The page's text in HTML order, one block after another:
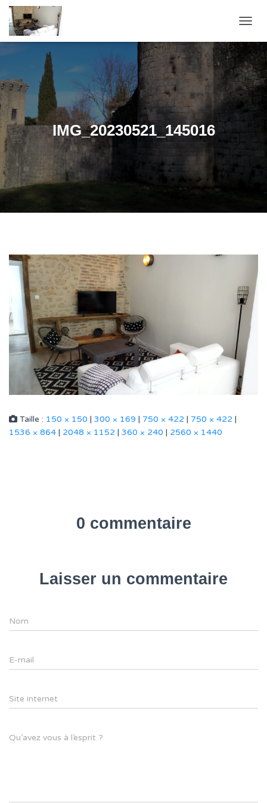
IMG_20230521_145016
Taille : 150 × 150 | 300 × 169 | 750 × 422 | 750 × 422 |
1536 × 864 | 2048 × 1152 | 360 × 240 | 2560 × 1440
0 commentaire
Laisser un commentaire
Nom
E-mail
Site internet
Qu’avez vous à l’esprit ?